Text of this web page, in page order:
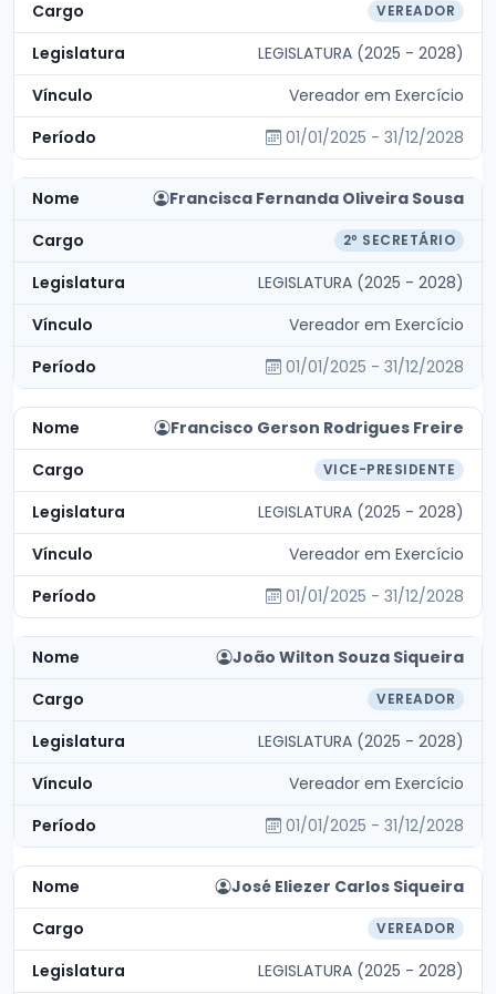
VEREADOR
LEGISLATURA (2025 - 2028)
Vereador em Exercício
01/01/2025 - 31/12/2028
Francisca Fernanda Oliveira Sousa
2º SECRETÁRIO
LEGISLATURA (2025 - 2028)
Vereador em Exercício
01/01/2025 - 31/12/2028
Francisco Gerson Rodrigues Freire
VICE-PRESIDENTE
LEGISLATURA (2025 - 2028)
Vereador em Exercício
01/01/2025 - 31/12/2028
João Wilton Souza Siqueira
VEREADOR
LEGISLATURA (2025 - 2028)
Vereador em Exercício
01/01/2025 - 31/12/2028
José Eliezer Carlos Siqueira
VEREADOR
LEGISLATURA (2025 - 2028)